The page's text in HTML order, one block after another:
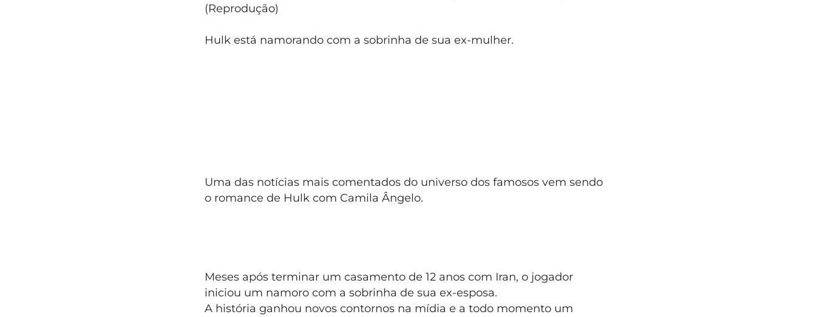
(Reprodução)
Hulk está namorando com a sobrinha de sua ex-mulher.
Uma das notícias mais comentados do universo dos famosos vem sendo
o romance de Hulk com Camila Ângelo.
Meses após terminar um casamento de 12 anos com Iran, o jogador
iniciou um namoro com a sobrinha de sua ex-esposa.
A história ganhou novos contornos na mídia e a todo momento um